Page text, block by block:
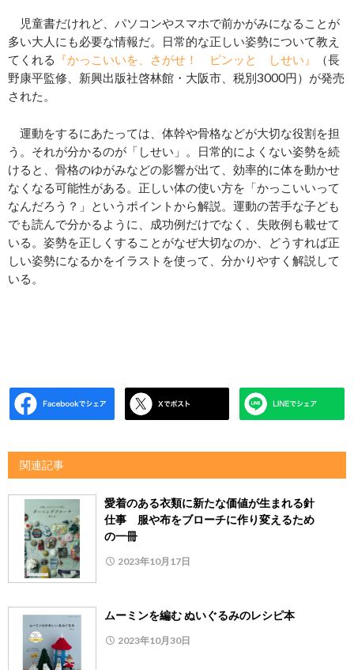
児童書だけれど、パソコンやスマホで前かがみになることが
多い大人にも必要な情報だ。日常的な正しい姿勢について教え
てくれる
『かっこいいを、さがせ！ ピンッと しせい』
（長
野康平監修、新興出版社啓林館・大阪市、税別3000円）が発売
された。
運動をするにあたっては、体幹や骨格などが大切な役割を担
う。それが分かるのが「しせい」。日常的によくない姿勢を続
けると、骨格のゆがみなどの影響が出て、効率的に体を動かせ
なくなる可能性がある。正しい体の使い方を「かっこいいって
なんだろう？」というポイントから解説。運動の苦手な子ども
でも読んで分かるように、成功例だけでなく、失敗例も載せて
いる。姿勢を正しくすることがなぜ大切なのか、どうすれば正
しい姿勢になるかをイラストを使って、分かりやすく解説して
いる。
関連記事
愛着のある衣類に新たな価値が生まれる針
仕事 服や布をブローチに作り変えるため
の一冊
2023年10月17日
ムーミンを編む ぬいぐるみのレシピ本
2023年10月30日